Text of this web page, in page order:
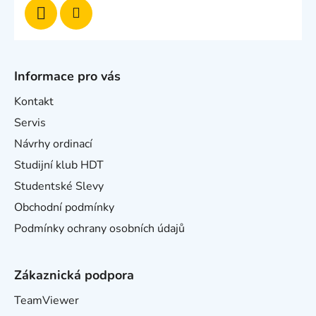
Informace pro vás
Kontakt
Servis
Návrhy ordinací
Studijní klub HDT
Studentské Slevy
Obchodní podmínky
Podmínky ochrany osobních údajů
Zákaznická podpora
TeamViewer